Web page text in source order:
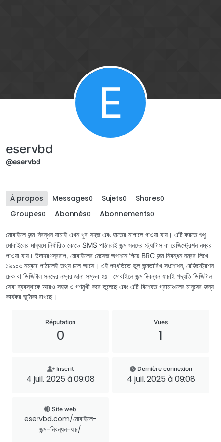
E
eservbd
@eservbd
À propos Messages0 Sujets0 Shares0
Groupes0 Abonnés0 Abonnements0
মোবাইলে জন্ম নিবন্ধন যাচাই এখন খুব সহজ এবং হাতের নাগালে পাওয়া যায়। এটি করতে শুধু
মোবাইলের মাধ্যমে নির্ধারিত কোডে SMS পাঠালেই জন্ম সনদের স্ট্যাটাস বা রেজিস্ট্রেশন নম্বর
পাওয়া যায়। উদাহরণস্বরূপ, মোবাইলের মেসেজ অপশনে গিয়ে BRC জন্ম নিবন্ধন নম্বর লিখে
১৬১০৩ নম্বরে পাঠালেই তথ্য চলে আসে। এই পদ্ধতিতে ভুল জন্মতারিখ সংশোধন, রেজিস্ট্রেশন
চেক বা ডিজিটাল সনদের নম্বর জানা সম্ভব হয়। মোবাইলে জন্ম নিবন্ধন যাচাই পদ্ধতি ডিজিটাল
সেবা ব্যবস্থাকে আরও সহজ ও গণমুখী করে তুলেছে এবং এটি বিশেষত গ্রামাঞ্চলের মানুষের জন্য
কার্যকর ভূমিকা রাখছে।
Réputation
0
Vues
1
Inscrit
4 juil. 2025 à 09:08
Dernière connexion
4 juil. 2025 à 09:08
Site web
eservbd.com/মোবাইলে-
জন্ম-নিবন্ধন-যাচ/